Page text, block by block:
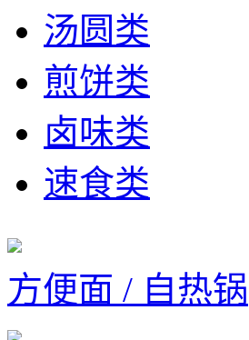
汤圆类
煎饼类
卤味类
速食类
方便面 / 自热锅